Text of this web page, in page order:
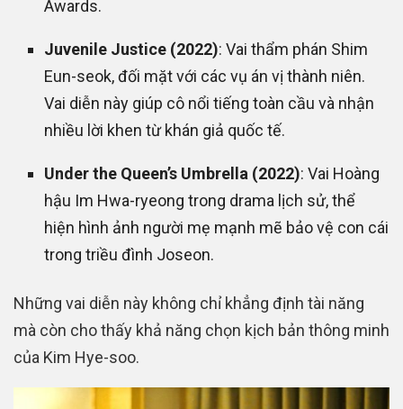
Awards.
Juvenile Justice (2022): Vai thẩm phán Shim
Eun-seok, đối mặt với các vụ án vị thành niên.
Vai diễn này giúp cô nổi tiếng toàn cầu và nhận
nhiều lời khen từ khán giả quốc tế.
Under the Queen’s Umbrella (2022): Vai Hoàng
hậu Im Hwa-ryeong trong drama lịch sử, thể
hiện hình ảnh người mẹ mạnh mẽ bảo vệ con cái
trong triều đình Joseon.
Những vai diễn này không chỉ khẳng định tài năng
mà còn cho thấy khả năng chọn kịch bản thông minh
của Kim Hye-soo.